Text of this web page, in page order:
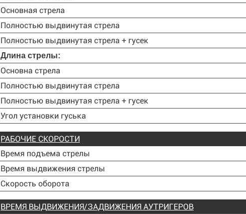
Основная стрела
Полностью выдвинутая стрела
Полностью выдвинутая стрела + гусек
Длина стрелы:
Основна стрела
Полностью выдвинутая стрела
Полностью выдвинутая стрела + гусек
Угол установки гуська
РАБОЧИЕ СКОРОСТИ
Время подъема стрелы
Время выдвижения стрелы
Скорость оборота
ВРЕМЯ ВЫДВИЖЕНИЯ/ЗАДВИЖЕНИЯ АУТРИГЕРОВ